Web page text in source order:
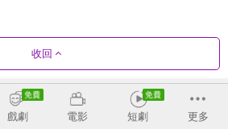
收回
反序 收合
戲劇 電影 短劇 更多